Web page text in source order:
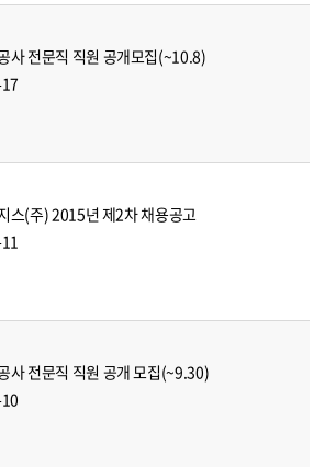
사 전문직 직원 공개모집(~10.8)
스(주) 2015년 제2차 채용공고
사 전문직 직원 공개 모집(~9.30)